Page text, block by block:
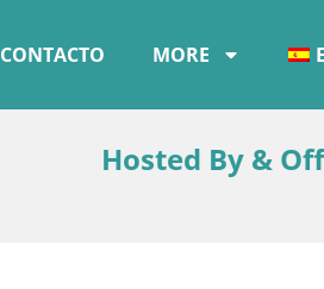
CONTACTO MORE
Hosted By &